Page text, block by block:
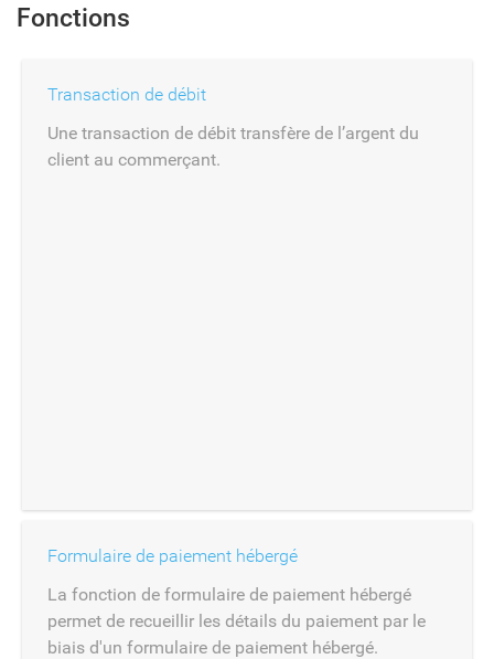
Fonctions
Transaction de débit
Une transaction de débit transfère de l’argent du
client au commerçant.
Formulaire de paiement hébergé
La fonction de formulaire de paiement hébergé
permet de recueillir les détails du paiement par le
biais d'un formulaire de paiement hébergé.